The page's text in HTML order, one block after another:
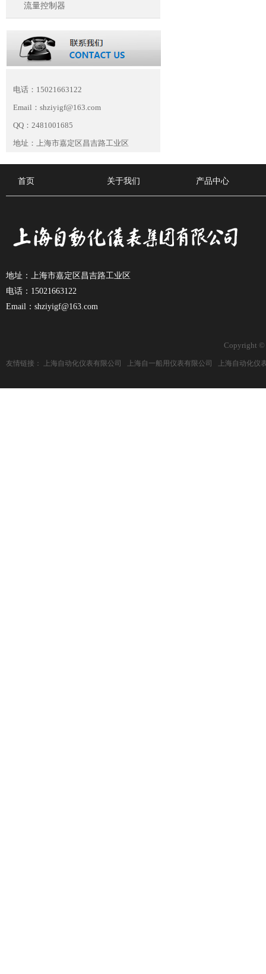
流量控制器
电话：15021663122
Email：shziyigf@163.com
QQ：2481001685
地址：上海市嘉定区昌吉路工业区
首页 关于我们 产品中心
地址：上海市嘉定区昌吉路工业区
电话：15021663122
Email：shziyigf@163.com
Copyright ©
友情链接： 上海自动化仪表有限公司 上海自一船用仪表有限公司 上海自动化仪